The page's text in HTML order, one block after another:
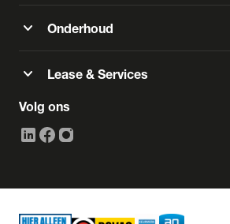
expand_more Onderhoud
expand_more Lease & Services
Volg ons